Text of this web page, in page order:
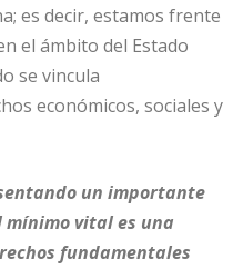
es decir, estamos frente
el ámbito del Estado
se vincula
económicos, sociales y
un importante
mínimo vital es una
fundamentales